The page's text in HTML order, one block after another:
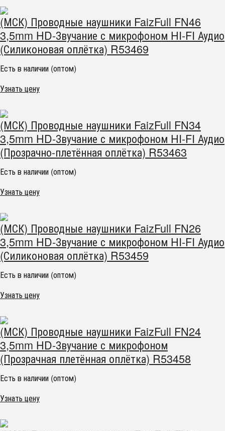
(МСК) Проводные наушники FaizFull FN46
3,5mm HD-Звучание с микрофоном HI-FI Аудио
(Силиконовая оплётка) R53469
Есть в наличии (оптом)
Узнать цену
(МСК) Проводные наушники FaizFull FN34
3,5mm HD-Звучание с микрофоном HI-FI Аудио
(Прозрачно-плетённая оплётка) R53463
Есть в наличии (оптом)
Узнать цену
(МСК) Проводные наушники FaizFull FN26
3,5mm HD-Звучание с микрофоном HI-FI Аудио
(Силиконовая оплётка) R53459
Есть в наличии (оптом)
Узнать цену
(МСК) Проводные наушники FaizFull FN24
3,5mm HD-Звучание с микрофоном
(Прозрачная плетённая оплётка) R53458
Есть в наличии (оптом)
Узнать цену